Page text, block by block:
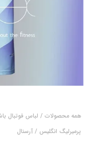
همه محصولات / لباس فوتبال
پرمیرلیگ انگلیس / آرسنال